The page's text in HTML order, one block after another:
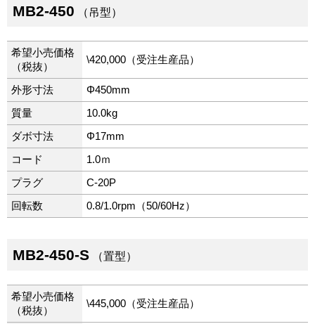
MB2-450 （吊型）
希望小売価格
（税抜）
\420,000（受注生産品）
外形寸法 Φ450mm
質量 10.0kg
ダボ寸法 Φ17mm
コード 1.0ｍ
プラグ C-20P
回転数 0.8/1.0rpm（50/60Hz）
MB2-450-S （置型）
希望小売価格
（税抜）
\445,000（受注生産品）